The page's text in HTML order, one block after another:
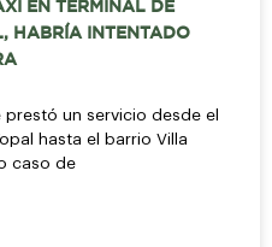
EN TERMINAL DE
HABRÍA INTENTADO
un servicio desde el
hasta el barrio Villa
caso de